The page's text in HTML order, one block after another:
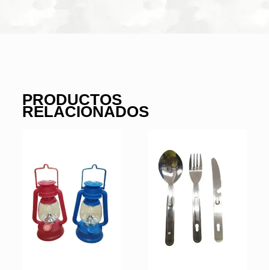
PRODUCTOS
RELACIONADOS